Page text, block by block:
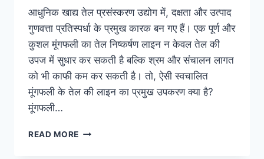
आधुनिक खाद्य तेल प्रसंस्करण उद्योग में, दक्षता और उत्पाद
गुणवत्ता प्रतिस्पर्धा के प्रमुख कारक बन गए हैं। एक पूर्ण और
कुशल मूंगफली का तेल निष्कर्षण लाइन न केवल तेल की
उपज में सुधार कर सकती है बल्कि श्रम और संचालन लागत
को भी काफी कम कर सकती है। तो, ऐसी स्वचालित
मूंगफली के तेल की लाइन का प्रमुख उपकरण क्या है?
मूंगफली…
READ MORE